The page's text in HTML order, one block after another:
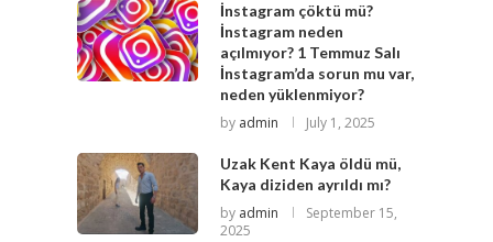
İnstagram çöktü mü?
İnstagram neden
açılmıyor? 1 Temmuz Salı
İnstagram’da sorun mu var,
neden yüklenmiyor?
by admin July 1, 2025
Uzak Kent Kaya öldü mü,
Kaya diziden ayrıldı mı?
by admin
September 15,
2025